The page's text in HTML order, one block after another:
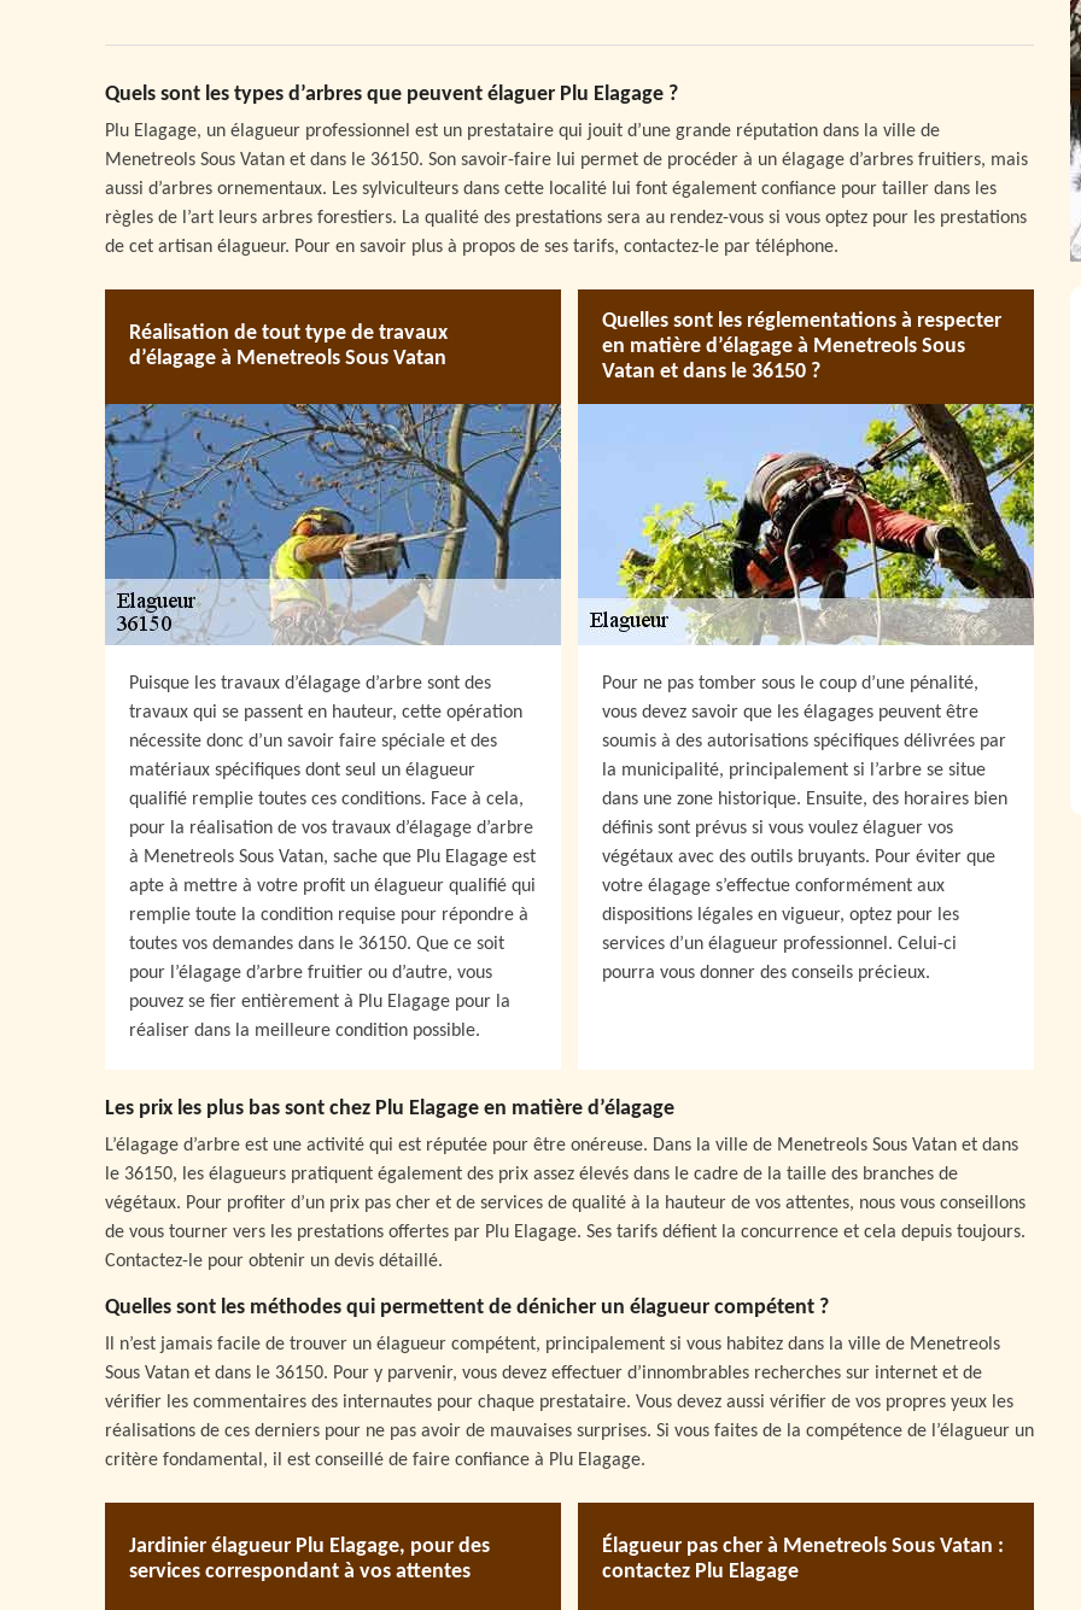
Quels sont les types d’arbres que peuvent élaguer Plu Elagage ?
Plu Elagage, un élagueur professionnel est un prestataire qui jouit d’une grande réputation dans la ville de
Menetreols Sous Vatan et dans le 36150. Son savoir-faire lui permet de procéder à un élagage d’arbres fruitiers, mais
aussi d’arbres ornementaux. Les sylviculteurs dans cette localité lui font également confiance pour tailler dans les
règles de l’art leurs arbres forestiers. La qualité des prestations sera au rendez-vous si vous optez pour les prestations
de cet artisan élagueur. Pour en savoir plus à propos de ses tarifs, contactez-le par téléphone.
Réalisation de tout type de travaux
d’élagage à Menetreols Sous Vatan
Puisque les travaux d’élagage d’arbre sont des
travaux qui se passent en hauteur, cette opération
nécessite donc d’un savoir faire spéciale et des
matériaux spécifiques dont seul un élagueur
qualifié remplie toutes ces conditions. Face à cela,
pour la réalisation de vos travaux d’élagage d’arbre
à Menetreols Sous Vatan, sache que Plu Elagage est
apte à mettre à votre profit un élagueur qualifié qui
remplie toute la condition requise pour répondre à
toutes vos demandes dans le 36150. Que ce soit
pour l’élagage d’arbre fruitier ou d’autre, vous
pouvez se fier entièrement à Plu Elagage pour la
réaliser dans la meilleure condition possible.
Quelles sont les réglementations à respecter
en matière d’élagage à Menetreols Sous
Vatan et dans le 36150 ?
Pour ne pas tomber sous le coup d’une pénalité,
vous devez savoir que les élagages peuvent être
soumis à des autorisations spécifiques délivrées par
la municipalité, principalement si l’arbre se situe
dans une zone historique. Ensuite, des horaires bien
définis sont prévus si vous voulez élaguer vos
végétaux avec des outils bruyants. Pour éviter que
votre élagage s’effectue conformément aux
dispositions légales en vigueur, optez pour les
services d’un élagueur professionnel. Celui-ci
pourra vous donner des conseils précieux.
Les prix les plus bas sont chez Plu Elagage en matière d’élagage
L’élagage d’arbre est une activité qui est réputée pour être onéreuse. Dans la ville de Menetreols Sous Vatan et dans
le 36150, les élagueurs pratiquent également des prix assez élevés dans le cadre de la taille des branches de
végétaux. Pour profiter d’un prix pas cher et de services de qualité à la hauteur de vos attentes, nous vous conseillons
de vous tourner vers les prestations offertes par Plu Elagage. Ses tarifs défient la concurrence et cela depuis toujours.
Contactez-le pour obtenir un devis détaillé.
Quelles sont les méthodes qui permettent de dénicher un élagueur compétent ?
Il n’est jamais facile de trouver un élagueur compétent, principalement si vous habitez dans la ville de Menetreols
Sous Vatan et dans le 36150. Pour y parvenir, vous devez effectuer d’innombrables recherches sur internet et de
vérifier les commentaires des internautes pour chaque prestataire. Vous devez aussi vérifier de vos propres yeux les
réalisations de ces derniers pour ne pas avoir de mauvaises surprises. Si vous faites de la compétence de l’élagueur un
critère fondamental, il est conseillé de faire confiance à Plu Elagage.
Jardinier élagueur Plu Elagage, pour des
services correspondant à vos attentes
Élagueur pas cher à Menetreols Sous Vatan :
contactez Plu Elagage